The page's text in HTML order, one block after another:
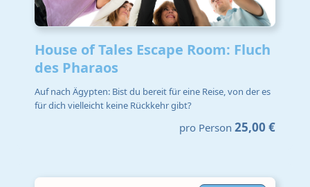
House of Tales Escape Room: Fluch
des Pharaos
Auf nach Ägypten: Bist du bereit für eine Reise, von der es
für dich vielleicht keine Rückkehr gibt?
pro Person 25,00 €